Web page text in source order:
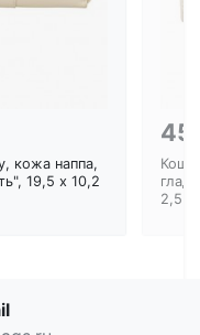
кожа наппа,
19,5 x 10,2
2,5